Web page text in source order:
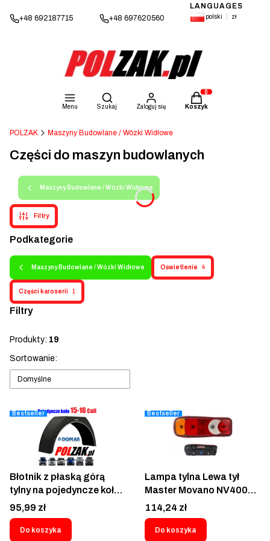
+48 692187715 +48 697620560
LANGUAGES
polski zł
Menu
Otwórz wyszukiwarkę
Szukaj Zaloguj się
Produkty w koszyku:
Koszyk
POLZAK Maszyny Budowlane / Wózki Widłowe
Części do maszyn budowlanych
Maszyny Budowlane / Wózki Widłowe
Filtry
Podkategorie
Maszyny Budowlane / Wózki Widłowe Oświetlenie 4
Części karoserii 1
Filtry
Koniec filtrów
Produkty: 19
Lista produktów
Sortowanie:
Domyślne
Bestseller
Błotnik z płaską górą
tylny na pojedyncze koło
tył 260x840 DOMAR Fiat
Ducato Peugeot Boxer
Citroen Jumper Iveco
Cena
95,99 zł
Do koszyka
Bestseller
Lampa tylna Lewa tył
Master Movano NV400
Eurocargo Atleon
Cabstar Maxity Ducato
Boxer Jumper NT400
Cena
114,24 zł
Do koszyka